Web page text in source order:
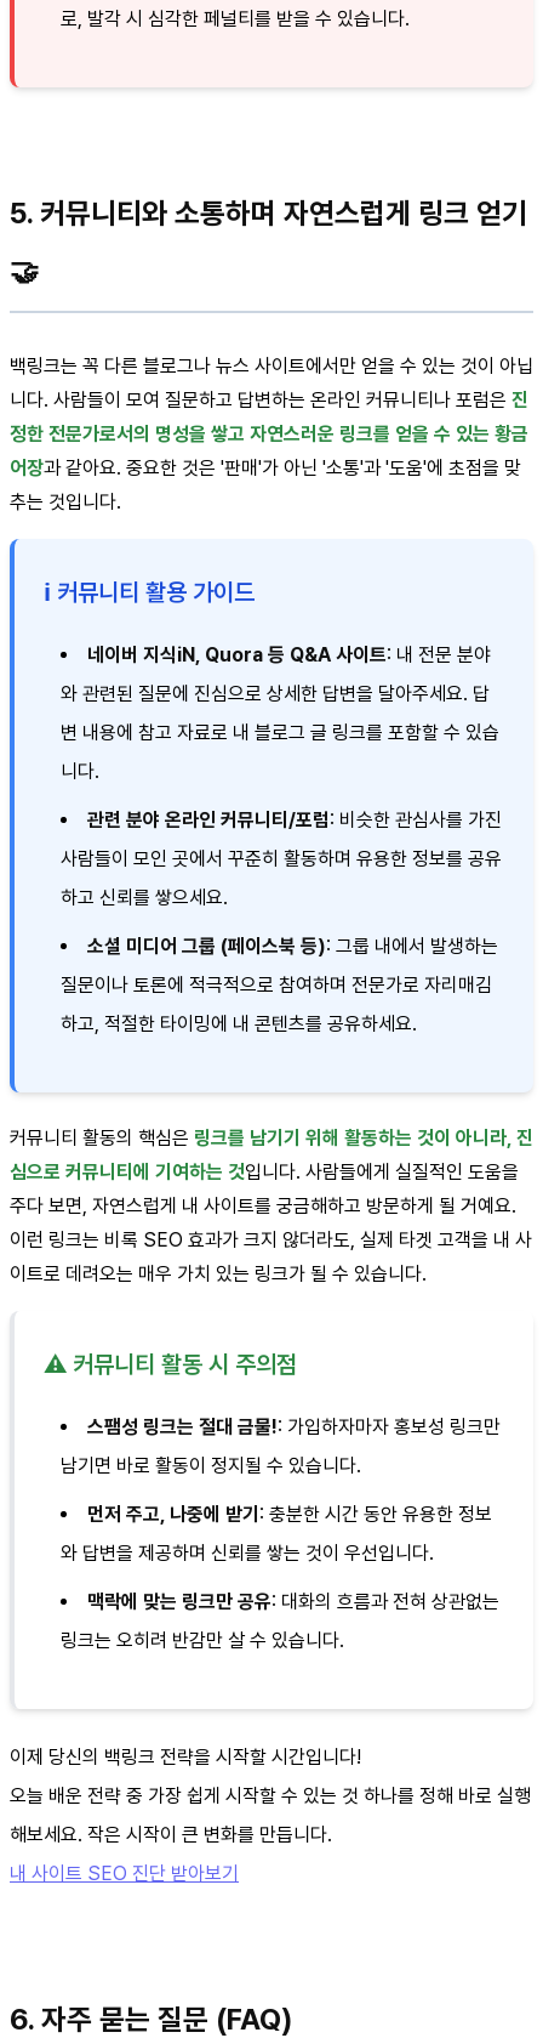
로, 발각 시 심각한 페널티를 받을 수 있습니다.
5. 커뮤니티와 소통하며 자연스럽게 링크 얻기
🤝
백링크는 꼭 다른 블로그나 뉴스 사이트에서만 얻을 수 있는 것이 아닙
니다. 사람들이 모여 질문하고 답변하는 온라인 커뮤니티나 포럼은 진
정한 전문가로서의 명성을 쌓고 자연스러운 링크를 얻을 수 있는 황금
어장과 같아요. 중요한 것은 '판매'가 아닌 '소통'과 '도움'에 초점을 맞
추는 것입니다.
ℹ️ 커뮤니티 활용 가이드
네이버 지식iN, Quora 등 Q&A 사이트: 내 전문 분야
와 관련된 질문에 진심으로 상세한 답변을 달아주세요. 답
변 내용에 참고 자료로 내 블로그 글 링크를 포함할 수 있습
니다.
관련 분야 온라인 커뮤니티/포럼: 비슷한 관심사를 가진
사람들이 모인 곳에서 꾸준히 활동하며 유용한 정보를 공유
하고 신뢰를 쌓으세요.
소셜 미디어 그룹 (페이스북 등): 그룹 내에서 발생하는
질문이나 토론에 적극적으로 참여하며 전문가로 자리매김
하고, 적절한 타이밍에 내 콘텐츠를 공유하세요.
커뮤니티 활동의 핵심은 링크를 남기기 위해 활동하는 것이 아니라, 진
심으로 커뮤니티에 기여하는 것입니다. 사람들에게 실질적인 도움을
주다 보면, 자연스럽게 내 사이트를 궁금해하고 방문하게 될 거예요.
이런 링크는 비록 SEO 효과가 크지 않더라도, 실제 타겟 고객을 내 사
이트로 데려오는 매우 가치 있는 링크가 될 수 있습니다.
⚠️ 커뮤니티 활동 시 주의점
스팸성 링크는 절대 금물!: 가입하자마자 홍보성 링크만
남기면 바로 활동이 정지될 수 있습니다.
먼저 주고, 나중에 받기 : 충분한 시간 동안 유용한 정보
와 답변을 제공하며 신뢰를 쌓는 것이 우선입니다.
맥락에 맞는 링크만 공유: 대화의 흐름과 전혀 상관없는
링크는 오히려 반감만 살 수 있습니다.
이제 당신의 백링크 전략을 시작할 시간입니다!
오늘 배운 전략 중 가장 쉽게 시작할 수 있는 것 하나를 정해 바로 실행
해보세요. 작은 시작이 큰 변화를 만듭니다.
내 사이트 SEO 진단 받아보기
6. 자주 묻는 질문 (FAQ)